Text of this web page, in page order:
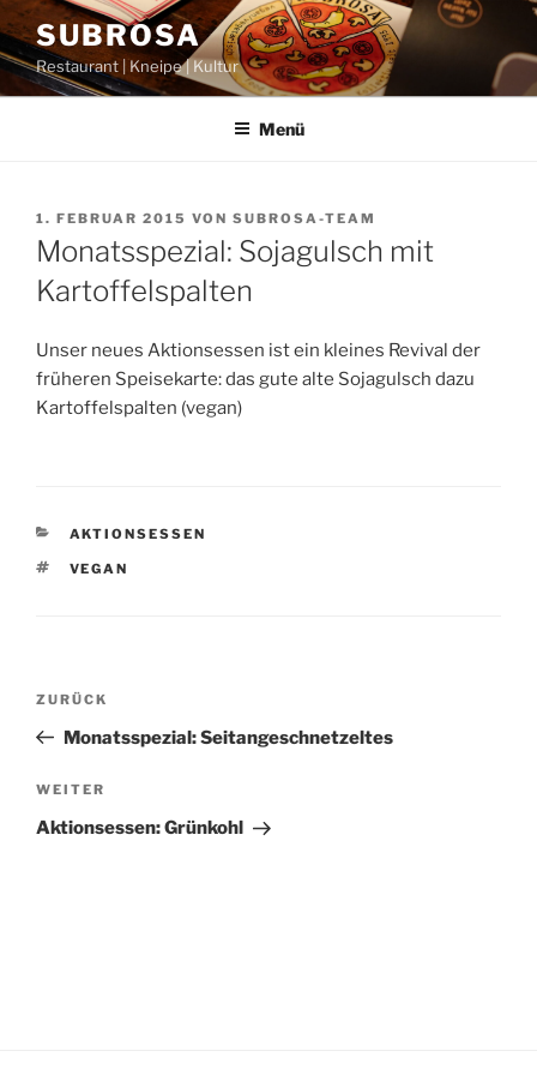
Zum
Inhalt
springen
SUBROSA
Restaurant | Kneipe | Kultur
Menü
VERÖFFENTLICHT
AM
1. FEBRUAR 2015 VON SUBROSA-TEAM
Monatsspezial: Sojagulsch mit
Kartoffelspalten
Unser neues Aktionsessen ist ein kleines Revival der
früheren Speisekarte: das gute alte Sojagulsch dazu
Kartoffelspalten (vegan)
KATEGORIEN
AKTIONSESSEN
SCHLAGWÖRTER
VEGAN
Beitragsnavigation
Vorheriger
Beitrag
ZURÜCK
Monatsspezial: Seitangeschnetzeltes
Nächster
Beitrag
WEITER
Aktionsessen: Grünkohl